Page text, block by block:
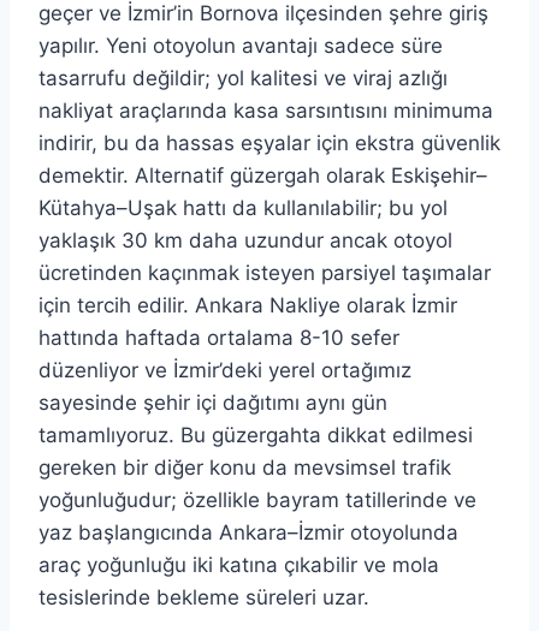
geçer ve İzmir’in Bornova ilçesinden şehre giriş
yapılır. Yeni otoyolun avantajı sadece süre
tasarrufu değildir; yol kalitesi ve viraj azlığı
nakliyat araçlarında kasa sarsıntısını minimuma
indirir, bu da hassas eşyalar için ekstra güvenlik
demektir. Alternatif güzergah olarak Eskişehir–
Kütahya–Uşak hattı da kullanılabilir; bu yol
yaklaşık 30 km daha uzundur ancak otoyol
ücretinden kaçınmak isteyen parsiyel taşımalar
için tercih edilir. Ankara Nakliye olarak İzmir
hattında haftada ortalama 8-10 sefer
düzenliyor ve İzmir’deki yerel ortağımız
sayesinde şehir içi dağıtımı aynı gün
tamamlıyoruz. Bu güzergahta dikkat edilmesi
gereken bir diğer konu da mevsimsel trafik
yoğunluğudur; özellikle bayram tatillerinde ve
yaz başlangıcında Ankara–İzmir otoyolunda
araç yoğunluğu iki katına çıkabilir ve mola
tesislerinde bekleme süreleri uzar.